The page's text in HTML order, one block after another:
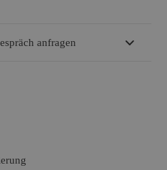
anfragen